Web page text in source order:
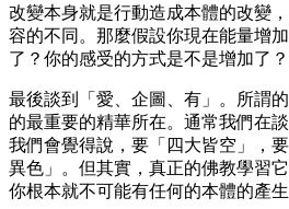
改變本身就是行動造成本體的改變
容的不同。那麼假設你現在能量增
了？你的感受的方式是不是增加了？
最後談到「愛、企圖、有」。所謂
的最重要的精華所在。通常我們在
我們會覺得說，要「四大皆空」，
異色」。但其實，真正的佛教學習
你根本就不可能有任何的本體的產生